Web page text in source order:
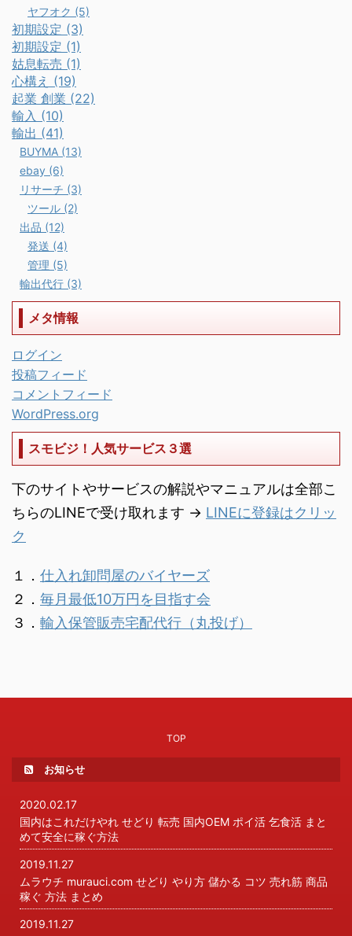
ヤフオク (5)
初期設定 (3)
初期設定 (1)
姑息転売 (1)
心構え (19)
起業 創業 (22)
輸入 (10)
輸出 (41)
BUYMA (13)
ebay (6)
リサーチ (3)
ツール (2)
出品 (12)
発送 (4)
管理 (5)
輸出代行 (3)
メタ情報
ログイン
投稿フィード
コメントフィード
WordPress.org
スモビジ！人気サービス３選
下のサイトやサービスの解説やマニュアルは全部こ
ちらのLINEで受け取れます → LINEに登録はクリッ
ク
１． 仕入れ卸問屋のバイヤーズ
２． 毎月最低10万円を目指す会
３． 輸入保管販売宅配代行（丸投げ）
TOP
お知らせ
2020.02.17
国内はこれだけやれ せどり 転売 国内OEM ポイ活 乞食活 まと
めて安全に稼ぐ方法
2019.11.27
ムラウチ murauci.com せどり やり方 儲かる コツ 売れ筋 商品
稼ぐ 方法 まとめ
2019.11.27